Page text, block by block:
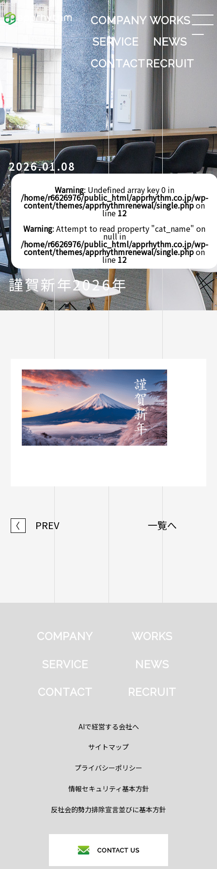
COMPANY WORKS
SERVICE
NEWS
CONTACTRECRUIT
2026.01.08
Warning: Undefined array key 0 in
/home/r6626976/public_html/apprhythm.co.jp/wp-
content/themes/apprhythmrenewal/single.phpon
line 12
Warning: Attempt to read property "cat_name" on
null in
/home/r6626976/public_html/apprhythm.co.jp/wp-
content/themes/apprhythmrenewal/single.phpon
line 12
謹賀新年2026年
〈 PREV 一覧へ
COMPANY WORKS
SERVICE NEWS
CONTACT RECRUIT
AIで経営する会社へ
サイトマップ
プライバシーポリシー
情報セキュリティ基本方針
反社会的勢力排除宣言並びに基本方針